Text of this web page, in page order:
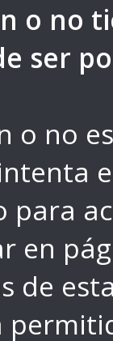
o no
ser
o no
en
de